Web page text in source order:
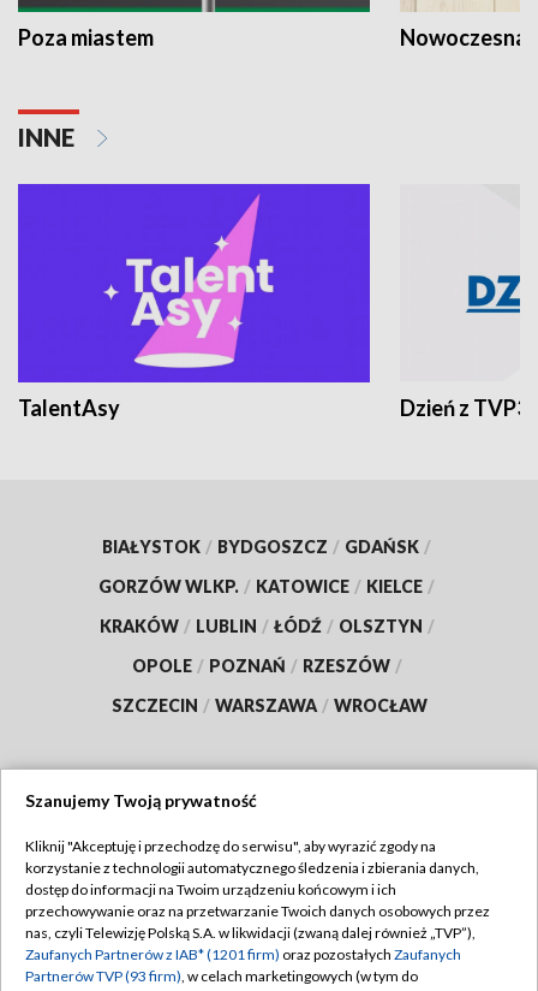
Poza miastem Nowoczesna
INNE
TalentAsy Dzień z TVP3
BIAŁYSTOK / BYDGOSZCZ / GDAŃSK /
GORZÓW WLKP. / KATOWICE / KIELCE /
KRAKÓW / LUBLIN / ŁÓDŹ / OLSZTYN /
OPOLE / POZNAŃ / RZESZÓW /
SZCZECIN / WARSZAWA / WROCŁAW
TVP
Abonament TVP
Emisja w TVP
Regulamin TVP
Polityka prywatności
Szanujemy Twoją prywatność
Kliknij "Akceptuję i przechodzę do serwisu", aby wyrazić zgody na
korzystanie z technologii automatycznego śledzenia i zbierania danych,
dostęp do informacji na Twoim urządzeniu końcowym i ich
przechowywanie oraz na przetwarzanie Twoich danych osobowych przez
nas, czyli Telewizję Polską S.A. w likwidacji (zwaną dalej również „TVP”),
Zaufanych Partnerów z IAB* (1201 firm) oraz pozostałych Zaufanych
Partnerów TVP (93 firm), w celach marketingowych (w tym do